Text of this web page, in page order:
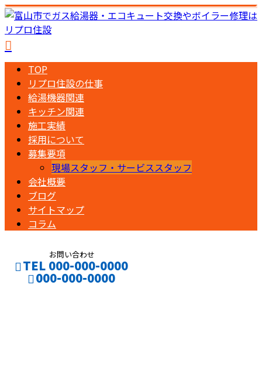
TOP
リプロ住設の仕事
給湯機器関連
キッチン関連
施工実績
採用について
募集要項
現場スタッフ・サービススタッフ
会社概要
ブログ
サイトマップ
コラム
お問い合わせ
TEL 000-000-0000
000-000-0000